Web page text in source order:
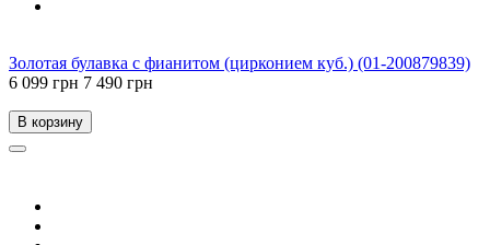
Золотая булавка с фианитом (цирконием куб.) (01-200879839)
6 099 грн 7 490 грн
В корзину